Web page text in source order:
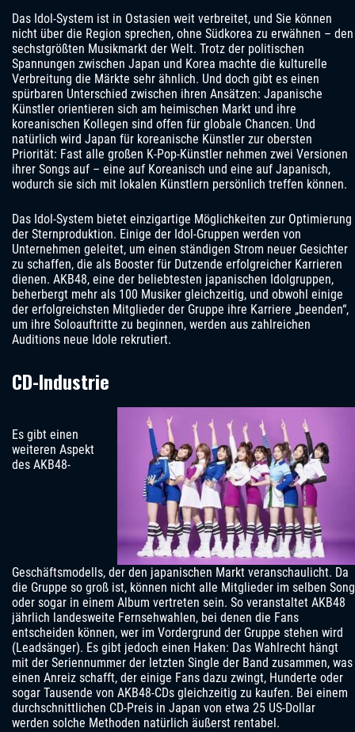
Das Idol-System ist in Ostasien weit verbreitet, und Sie können
nicht über die Region sprechen, ohne Südkorea zu erwähnen – den
sechstgrößten Musikmarkt der Welt. Trotz der politischen
Spannungen zwischen Japan und Korea machte die kulturelle
Verbreitung die Märkte sehr ähnlich. Und doch gibt es einen
spürbaren Unterschied zwischen ihren Ansätzen: Japanische
Künstler orientieren sich am heimischen Markt und ihre
koreanischen Kollegen sind offen für globale Chancen. Und
natürlich wird Japan für koreanische Künstler zur obersten
Priorität: Fast alle großen K-Pop-Künstler nehmen zwei Versionen
ihrer Songs auf – eine auf Koreanisch und eine auf Japanisch,
wodurch sie sich mit lokalen Künstlern persönlich treffen können.
Das Idol-System bietet einzigartige Möglichkeiten zur Optimierung
der Sternproduktion. Einige der Idol-Gruppen werden von
Unternehmen geleitet, um einen ständigen Strom neuer Gesichter
zu schaffen, die als Booster für Dutzende erfolgreicher Karrieren
dienen. AKB48, eine der beliebtesten japanischen Idolgruppen,
beherbergt mehr als 100 Musiker gleichzeitig, und obwohl einige
der erfolgreichsten Mitglieder der Gruppe ihre Karriere „beenden“,
um ihre Soloauftritte zu beginnen, werden aus zahlreichen
Auditions neue Idole rekrutiert.
CD-Industrie
Es gibt einen
weiteren Aspekt
des AKB48-
Geschäftsmodells, der den japanischen Markt veranschaulicht. Da
die Gruppe so groß ist, können nicht alle Mitglieder im selben Song
oder sogar in einem Album vertreten sein. So veranstaltet AKB48
jährlich landesweite Fernsehwahlen, bei denen die Fans
entscheiden können, wer im Vordergrund der Gruppe stehen wird
(Leadsänger). Es gibt jedoch einen Haken: Das Wahlrecht hängt
mit der Seriennummer der letzten Single der Band zusammen, was
einen Anreiz schafft, der einige Fans dazu zwingt, Hunderte oder
sogar Tausende von AKB48-CDs gleichzeitig zu kaufen. Bei einem
durchschnittlichen CD-Preis in Japan von etwa 25 US-Dollar
werden solche Methoden natürlich äußerst rentabel.